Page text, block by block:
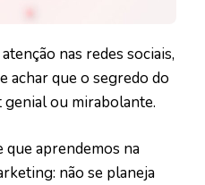
nas redes sociais,
achar que o segredo do
genial ou mirabolante.
que aprendemos na
não se planeja